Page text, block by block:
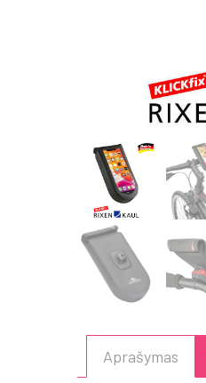
Aprašymas